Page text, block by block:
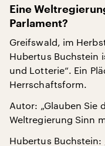
Eine
Parlament?
Greifswald, im
Hubertus Buchstein
und Lotterie“. Ein
Herrschaftsform.
Autor: „Glauben Sie
Weltregierung Sinn
Hubertus Buchstein: